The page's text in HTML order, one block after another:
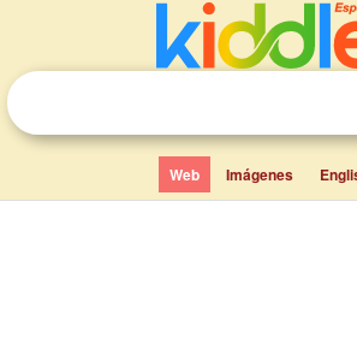
Web Imágenes